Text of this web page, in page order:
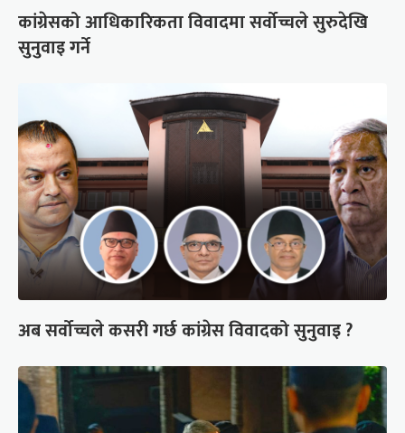
कांग्रेसको आधिकारिकता विवादमा सर्वोच्चले सुरुदेखि
सुनुवाइ गर्ने
अब सर्वोच्चले कसरी गर्छ कांग्रेस विवादको सुनुवाइ ?